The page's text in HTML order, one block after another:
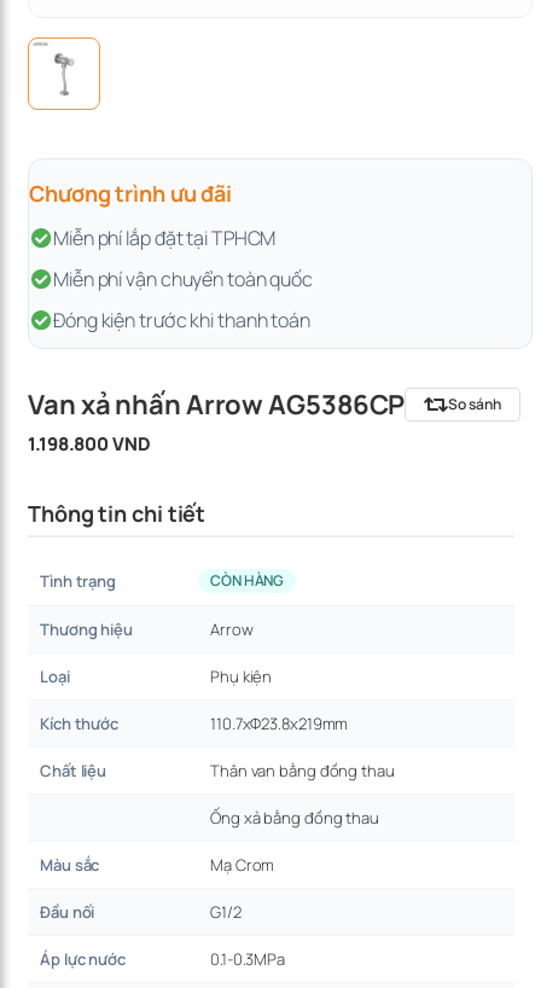
Chương trình ưu đãi
Miễn phí lắp đặt tại TPHCM
Miễn phí vận chuyển toàn quốc
Đóng kiện trước khi thanh toán
Van xả nhấn Arrow AG5386CP So sánh
1.198.800 VND
Thông tin chi tiết
Tình trạng CÒN HÀNG
Thương hiệu Arrow
Loại Phụ kiện
Kích thước 110.7xΦ23.8x219mm
Chất liệu Thân van bằng đồng thau
Ống xả bằng đồng thau
Màu sắc Mạ Crom
Đầu nối G1/2
Áp lực nước 0.1-0.3MPa